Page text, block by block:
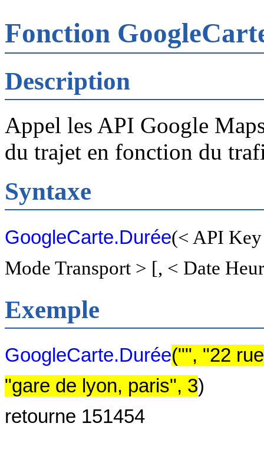
Fonction
Description
Appel les API Google
du trajet en fonction du
Syntaxe
GoogleCarte.Durée(< API
Mode Transport > [, < Date
Exemple
GoogleCarte.Durée("", "22
"gare de lyon, paris", 3)
retourne 151454